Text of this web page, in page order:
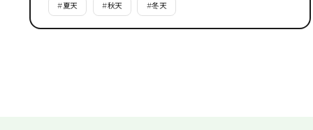
#夏天 #秋天 #冬天